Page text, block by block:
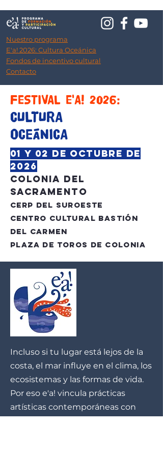
Nuestro programa
E'a! 2026: Cultura Oceánica
Fondos de incentivo cultural
Contacto
FESTIVAL E'A! 2026:
CULTURA
OCEÁNICA
01 y 02 de octubre de
2026
Colonia del
Sacramento
CeRP del Suroeste
CENTRO CULTURAL Bastión
del Carmen
Plaza de Toros de Colonia
Incluso si tu lugar está lejos de la
costa, el mar influye en el clima, los
ecosistemas y las formas de vida.
Por eso e'a! vincula prácticas
artísticas contemporáneas con